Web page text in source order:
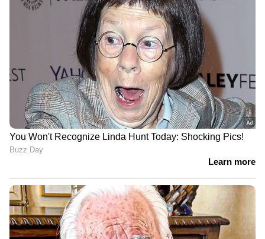
Pixabay
യോഗര്‍ട്ട് സ്മൂത്തി
യോഗര്‍ട്ട് സ്മൂത്തി കുടിക്കുന്നതും കാത്സ്യം
ലഭിക്കാന്‍ സഹായിക്കും.
LATEST VIDEOS